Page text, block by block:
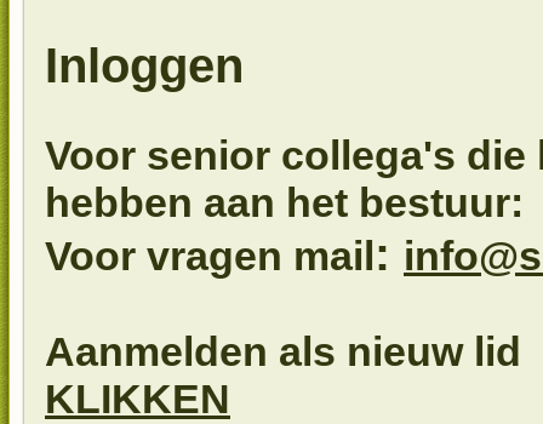
Inloggen
Voor senior collega's
hebben aan het bestuur:
Voor vragen mail :
Aanmelden als nieuw
KLIKKEN